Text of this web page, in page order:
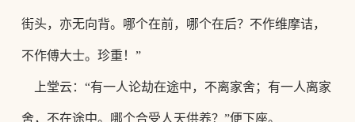
街头，亦无向背。哪个在前，哪个在后？不作维摩诘，
不作傅大士。珍重！ ”
上堂云： “有一人论劫在途中，不离家舍；有一人离家
舍，不在途中。哪个合受人天供养？ ”便下座。